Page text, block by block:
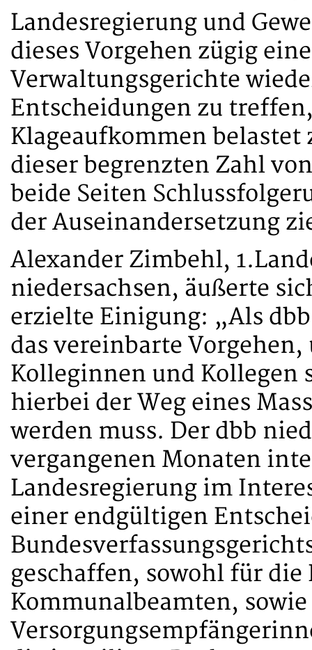
Landesregierung und
dieses Vorgehen zügig
Verwaltungsgerichte
Entscheidungen zu
Klageaufkommen belastet
dieser begrenzten Zahl
beide Seiten
der Auseinandersetzung
Alexander Zimbehl,
niedersachsen, äußerte
erzielte Einigung: „Als
das vereinbarte
Kolleginnen und Kollegen
hierbei der Weg eines
werden muss. Der dbb
vergangenen Monaten
Landesregierung im
einer endgültigen
geschaffen, sowohl für
Kommunalbeamten,